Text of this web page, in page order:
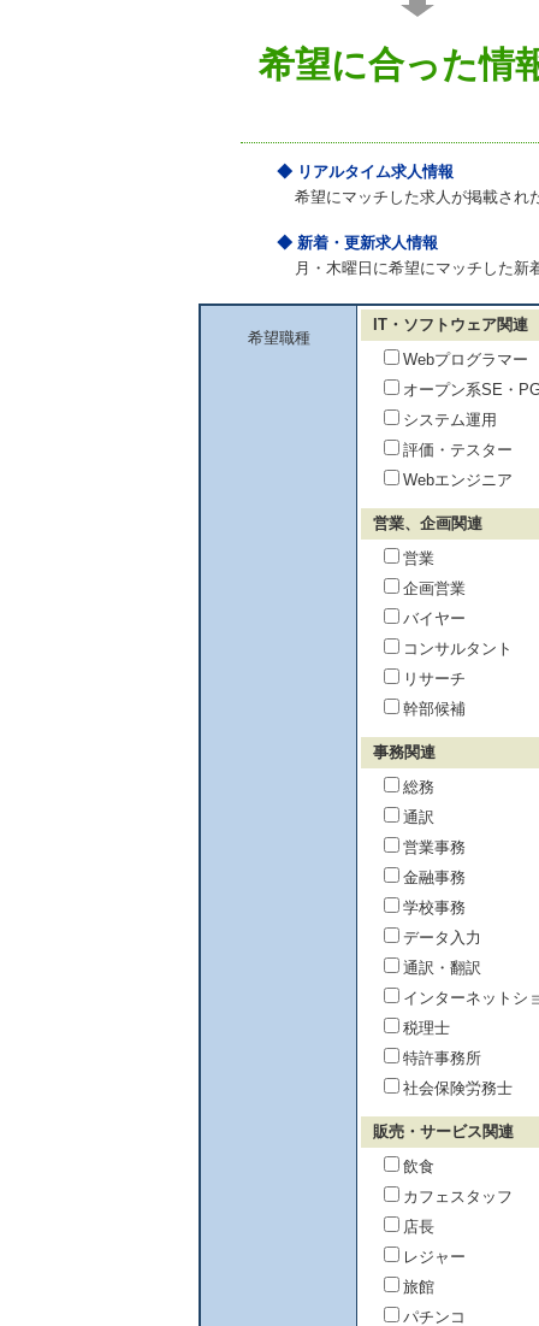
希望に合った情
◆ リアルタイム求人情報
希望にマッチした求人が掲載され
◆ 新着・更新求人情報
月・木曜日に希望にマッチした
希望職種
IT・ソフトウェア関連
Webプログラマー
オープン系SE・
システム運用
評価・テスター
Webエンジニア
営業、企画関連
営業
企画営業
バイヤー
コンサルタント
リサーチ
幹部候補
事務関連
総務
通訳
営業事務
金融事務
学校事務
データ入力
通訳・翻訳
インターネットシ
税理士
特許事務所
社会保険労務士
販売・サービス関連
飲食
カフェスタッフ
店長
レジャー
旅館
パチンコ